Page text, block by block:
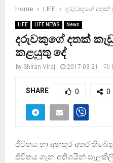
Home LIFE දරුවකුගේ දතක්
LIFE LIFE NEWS News
දරුවකුගේ දතක්
කළයුතු දේ
by Shiran Viraj 2017-03-21
SHARE 0 0
ජීවිතය හා අනතුර අතර
ජීවිතය ගැන අතිශයින්